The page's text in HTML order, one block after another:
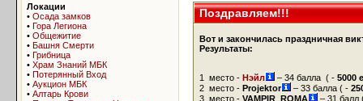
Локации
• Осада замков
• Гора Легиона
• Общежитие
• Башня Смерти
• Грибница
• Храм Знаний МБК
• Потерянный Вход
• Аукцион МБК
• Алтарь Крови
Поздравляем!!!
Вот и закончилась праздничная
Результаты:
1 место - Нэйл – 34 балла ( - 5000
2 место - Projektor – 33 балла ( -
3 место - VAMPIR_ROMA
– 31 балл